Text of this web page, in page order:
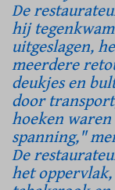
De
hij
uitgeslagen,
meerdere
deukjes en
door
hoeken
spanning,"
De
het